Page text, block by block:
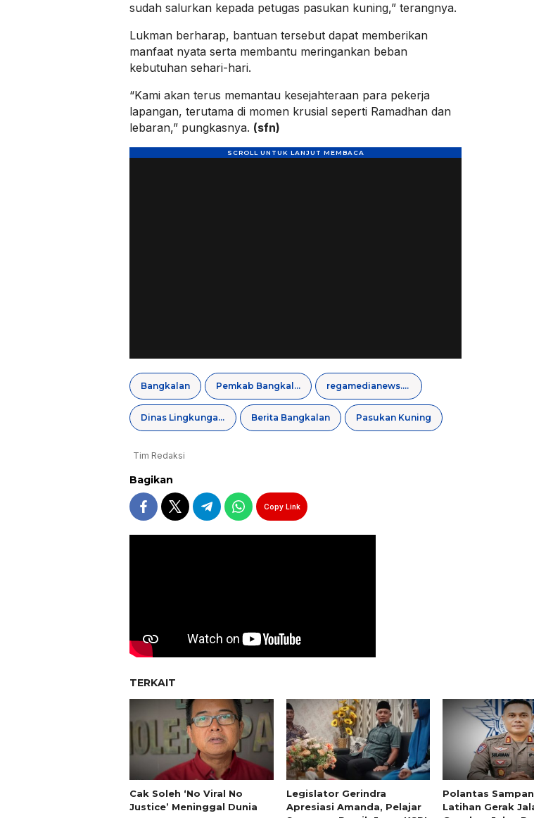
sudah salurkan kepada petugas pasukan kuning,” terangnya.
Lukman berharap, bantuan tersebut dapat memberikan
manfaat nyata serta membantu meringankan beban
kebutuhan sehari-hari.
“Kami akan terus memantau kesejahteraan para pekerja
lapangan, terutama di momen krusial seperti Ramadhan dan
lebaran,” pungkasnya. (sfn)
Bangkalan Pemkab Bangkalan regamedianews.com
Dinas Lingkungan Hidup Berita Bangkalan Pasukan Kuning
Tim Redaksi
Bagikan
Copy Link
TERKAIT
Cak Soleh ‘No Viral No
Justice’ Meninggal Dunia
Legislator Gerindra
Apresiasi Amanda, Pelajar
Polantas
Latihan Gerak